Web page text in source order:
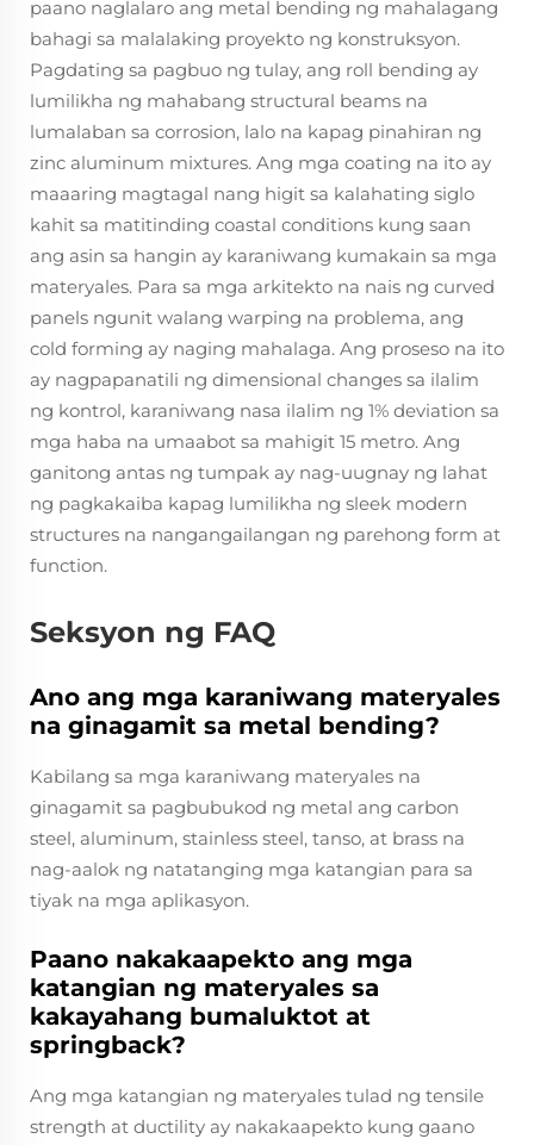
paano naglalaro ang metal bending ng mahalagang
bahagi sa malalaking proyekto ng konstruksyon.
Pagdating sa pagbuo ng tulay, ang roll bending ay
lumilikha ng mahabang structural beams na
lumalaban sa corrosion, lalo na kapag pinahiran ng
zinc aluminum mixtures. Ang mga coating na ito ay
maaaring magtagal nang higit sa kalahating siglo
kahit sa matitinding coastal conditions kung saan
ang asin sa hangin ay karaniwang kumakain sa mga
materyales. Para sa mga arkitekto na nais ng curved
panels ngunit walang warping na problema, ang
cold forming ay naging mahalaga. Ang proseso na ito
ay nagpapanatili ng dimensional changes sa ilalim
ng kontrol, karaniwang nasa ilalim ng 1% deviation sa
mga haba na umaabot sa mahigit 15 metro. Ang
ganitong antas ng tumpak ay nag-uugnay ng lahat
ng pagkakaiba kapag lumilikha ng sleek modern
structures na nangangailangan ng parehong form at
function.
Seksyon ng FAQ
Ano ang mga karaniwang materyales
na ginagamit sa metal bending?
Kabilang sa mga karaniwang materyales na
ginagamit sa pagbubukod ng metal ang carbon
steel, aluminum, stainless steel, tanso, at brass na
nag-aalok ng natatanging mga katangian para sa
tiyak na mga aplikasyon.
Paano nakakaapekto ang mga
katangian ng materyales sa
kakayahang bumaluktot at
springback?
Ang mga katangian ng materyales tulad ng tensile
strength at ductility ay nakakaapekto kung gaano